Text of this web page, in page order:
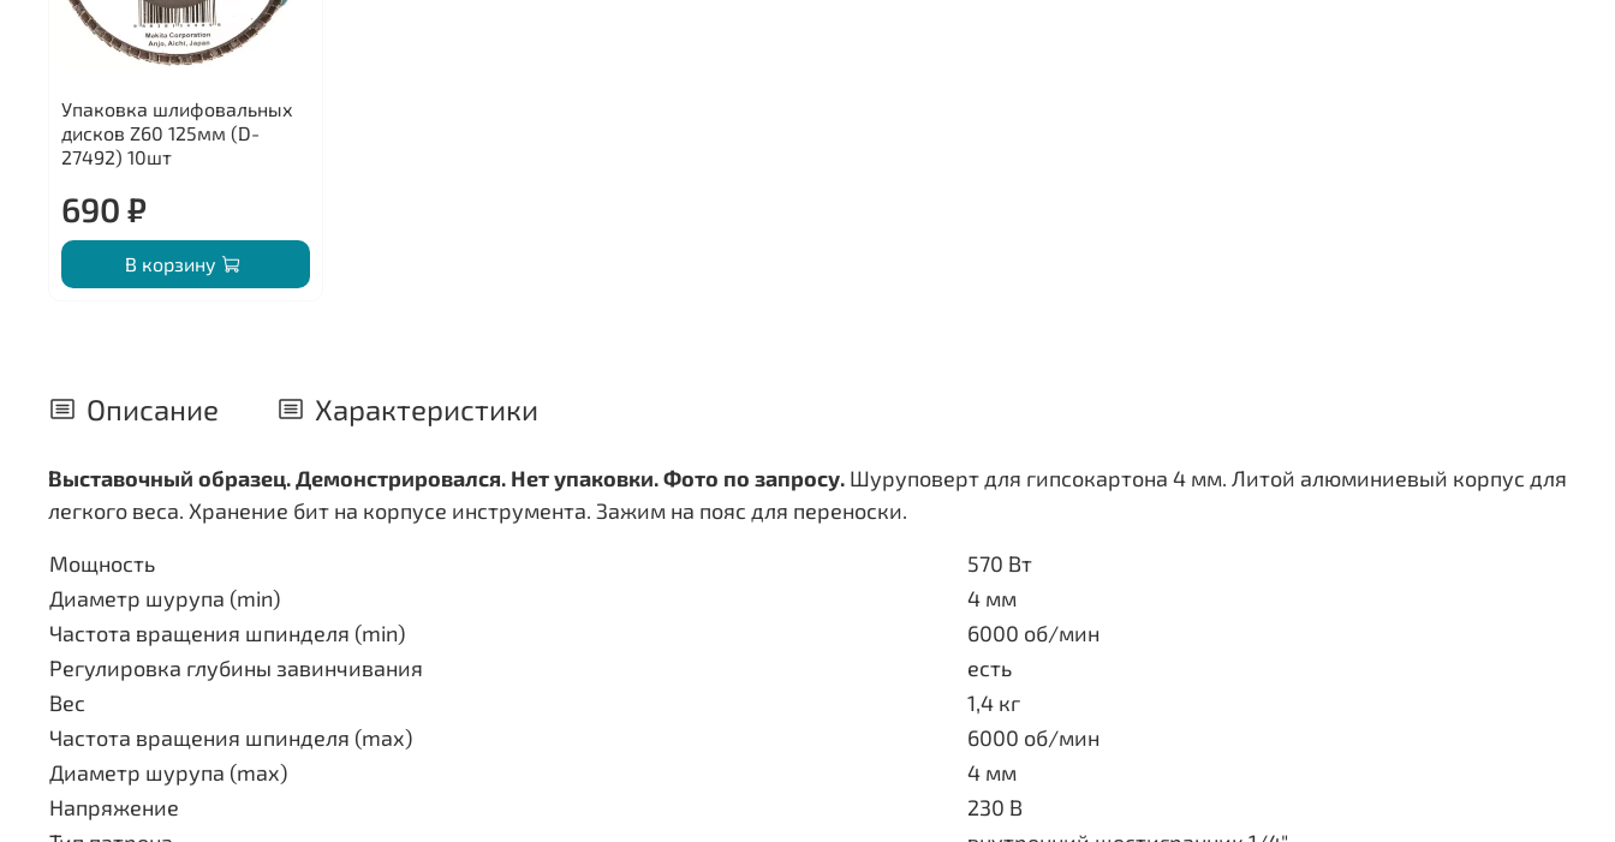
Упаковка шлифовальных
дисков Z60 125мм (D-
27492) 10шт
690 ₽
В корзину
Описание Характеристики
Выставочный образец. Демонстрировался. Нет упаковки. Фото по запросу. Шуруповерт для гипсокартона 4 мм. Литой алюминиевый корпус для
легкого веса. Хранение бит на корпусе инструмента. Зажим на пояс для переноски.
Мощность
570 Вт
Диаметр шурупа (min)
4 мм
Частота вращения шпинделя (min)
6000 об/мин
Регулировка глубины завинчивания
есть
Вес
1,4 кг
Частота вращения шпинделя (max)
6000 об/мин
Диаметр шурупа (max)
4 мм
Напряжение
230 В